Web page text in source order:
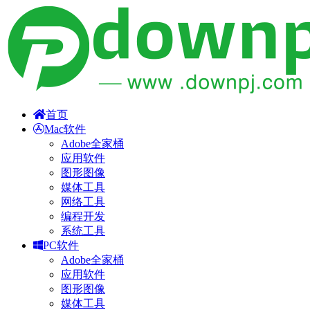
首页
Mac软件
Adobe全家桶
应用软件
图形图像
媒体工具
网络工具
编程开发
系统工具
PC软件
Adobe全家桶
应用软件
图形图像
媒体工具